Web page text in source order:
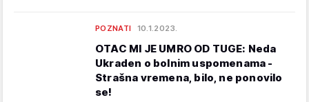
POZNATI 10.1.2023.
OTAC MI JE UMRO OD TUGE: Neda
Ukraden o bolnim uspomenama -
Strašna vremena, bilo, ne ponovilo
se!